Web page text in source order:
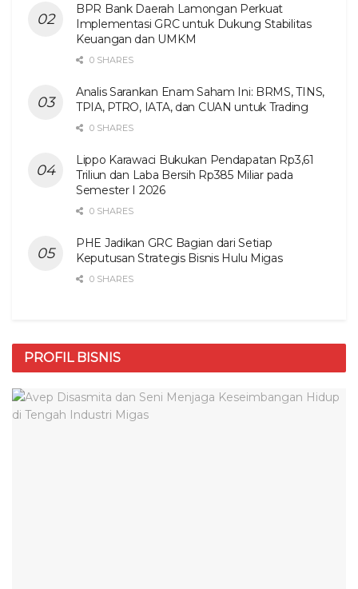
BPR Bank Daerah Lamongan Perkuat
Implementasi GRC untuk Dukung Stabilitas
Keuangan dan UMKM
0 SHARES
Analis Sarankan Enam Saham Ini: BRMS, TINS,
TPIA, PTRO, IATA, dan CUAN untuk Trading
0 SHARES
Lippo Karawaci Bukukan Pendapatan Rp3,61
Triliun dan Laba Bersih Rp385 Miliar pada
Semester I 2026
0 SHARES
PHE Jadikan GRC Bagian dari Setiap
Keputusan Strategis Bisnis Hulu Migas
0 SHARES
PROFIL BISNIS